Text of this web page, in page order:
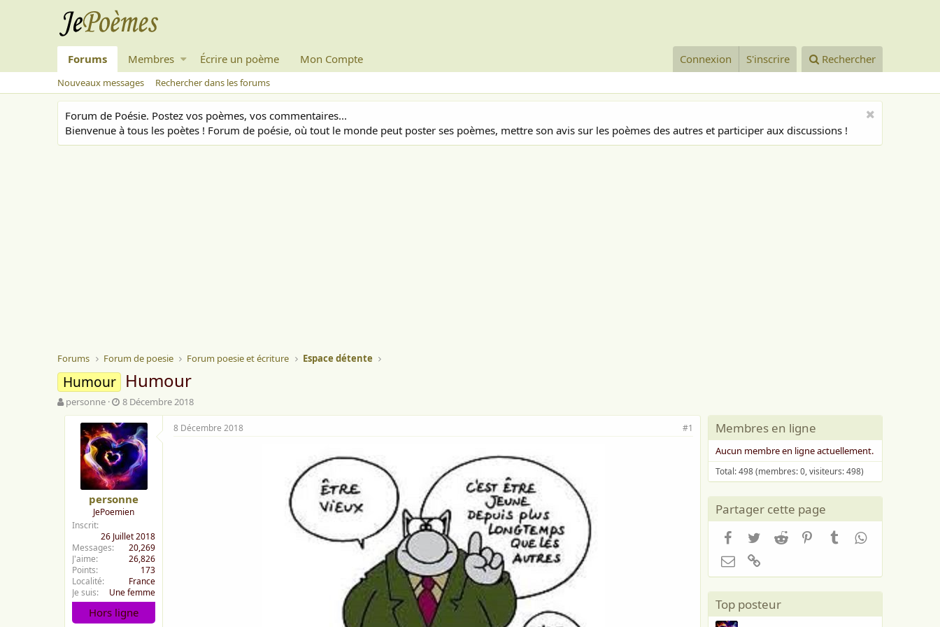
Forums Membres Écrire un poème Mon Compte Connexion S'inscrire Rechercher
Nouveaux messages Rechercher dans les forums
Forum de Poésie. Postez vos poèmes, vos commentaires...
Bienvenue à tous les poètes ! Forum de poésie, où tout le monde peut poster ses poèmes, mettre son avis sur les poèmes des autres et participer aux discussions !
Forums Forum de poesie Forum poesie et écriture Espace détente
Humour Humour
A
u
personne
D
a
t
e
d
e
d
é
b
u
8 Décembre 2018
personne
JePoemien
Inscrit
26 Juillet 2018
Messages
20,269
J'aime
26,826
Points
173
Localité
France
Je suis
Une femme
Hors ligne
8 Décembre 2018 #1 Membres en ligne
Aucun membre en ligne actuellement.
Total: 498 (membres: 0, visiteurs: 498)
Partager cette page
Facebook
TwitterReddit PinterestTumblrWhatsApp
Email
Top posteur